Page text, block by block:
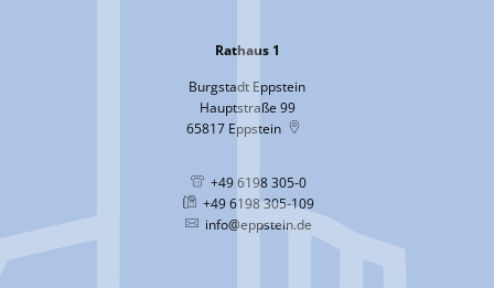
Rathaus 1
Burgstadt Eppstein
Hauptstraße 99
65817 Eppstein
+49 6198 305-0
+49 6198 305-109
info@eppstein.de